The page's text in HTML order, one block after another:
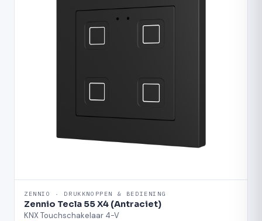
ZENNIO · DRUKKNOPPEN & BEDIENING
Zennio Tecla 55 X4 (Antraciet)
KNX Touchschakelaar 4-V